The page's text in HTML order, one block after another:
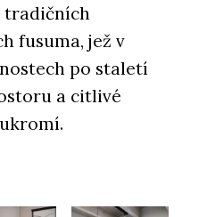
tradičních
fusuma, jež v
po staletí
a citlivé